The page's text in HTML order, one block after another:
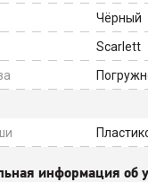
Чёрный
Scarlett
информация об